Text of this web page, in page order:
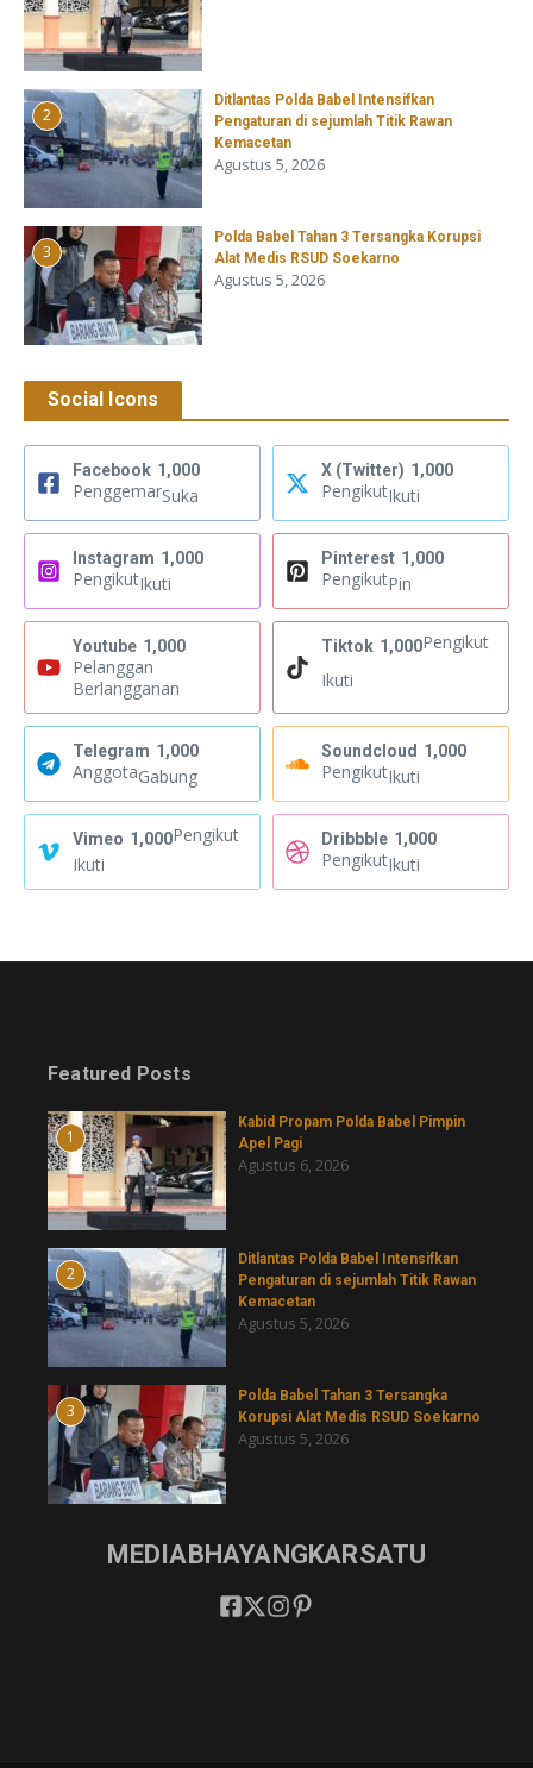
2
Ditlantas Polda Babel Intensifkan
Pengaturan di sejumlah Titik Rawan
Kemacetan
Agustus 5, 2026
3
Polda Babel Tahan 3 Tersangka Korupsi
Alat Medis RSUD Soekarno
Agustus 5, 2026
Social Icons
Facebook 1,000
PenggemarSuka
X (Twitter) 1,000
PengikutIkuti
Instagram 1,000
PengikutIkuti
Pinterest 1,000
PengikutPin
Youtube 1,000
Pelanggan
Berlangganan
Tiktok 1,000Pengikut
Ikuti
Telegram 1,000
AnggotaGabung
Soundcloud 1,000
PengikutIkuti
Vimeo 1,000Pengikut
Ikuti
Dribbble 1,000
PengikutIkuti
Featured Posts
1
Kabid Propam Polda Babel Pimpin
Apel Pagi
Agustus 6, 2026
2
Ditlantas Polda Babel Intensifkan
Pengaturan di sejumlah Titik Rawan
Kemacetan
Agustus 5, 2026
3
Polda Babel Tahan 3 Tersangka
Korupsi Alat Medis RSUD Soekarno
Agustus 5, 2026
MEDIABHAYANGKARSATU